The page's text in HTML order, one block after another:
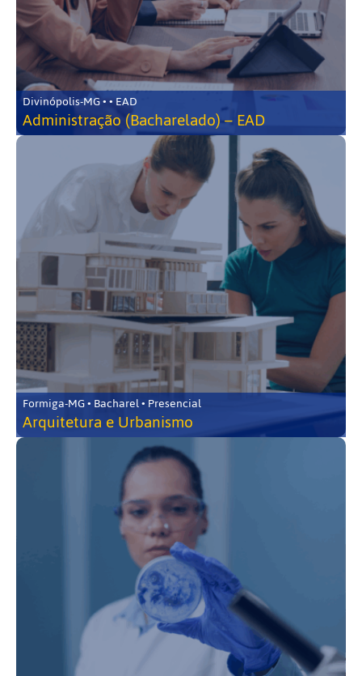
Divinópolis-MG • • EAD
Administração (Bacharelado) – EAD
Formiga-MG • Bacharel • Presencial
Arquitetura e Urbanismo